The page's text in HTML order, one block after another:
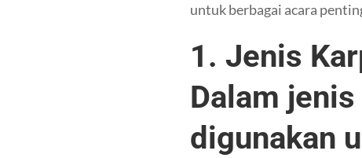
untuk berbagai acara
1. Jenis
Dalam
digunakan